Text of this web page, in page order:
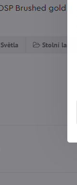
Světla Stolní lampy